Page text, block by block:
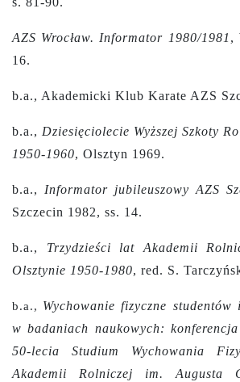
AZS Wrocław. Informator 1980/1981 ,
16.
b.a., Akademicki Klub Karate AZS
b.a., Dziesięciolecie Wyższej Szkoty
1950-1960, Olsztyn 1969.
b.a., Informator jubileuszowy AZS
Szczecin 1982, ss. 14.
b.a., Trzydzieści lat Akademii
Olsztynie 1950-1980, red. S.
b.a., Wychowanie fizyczne
w badaniach naukowych:
50-lecia Studium Wychowania
Akademii Rolniczej im. Augusta